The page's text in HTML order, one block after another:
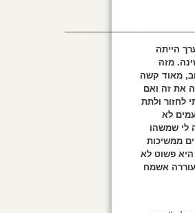
הייתה
מתוך שינה. מזה
לא אוכלת טוב, מאוד קשה
כי היא מקיאה את זה ואם
לחזור ולתת
לא
לי שמשהו
ממשיכות
לצאת לה. מה הפיתרון כיצד להחזיר אותה לישון לילה שלם? היא הולכת לישון בסביבות 07:30 היא פשוט לא
אשמח